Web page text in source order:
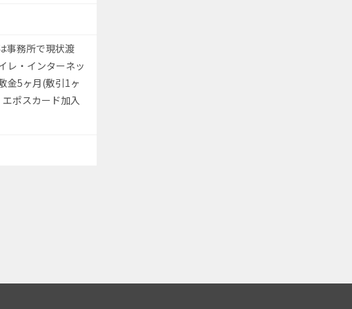
事務所で現状渡
レ・インターネッ
金5ヶ月(敷引1ヶ
ポスカード加入